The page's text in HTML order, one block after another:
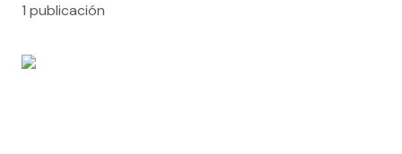
1 publicación